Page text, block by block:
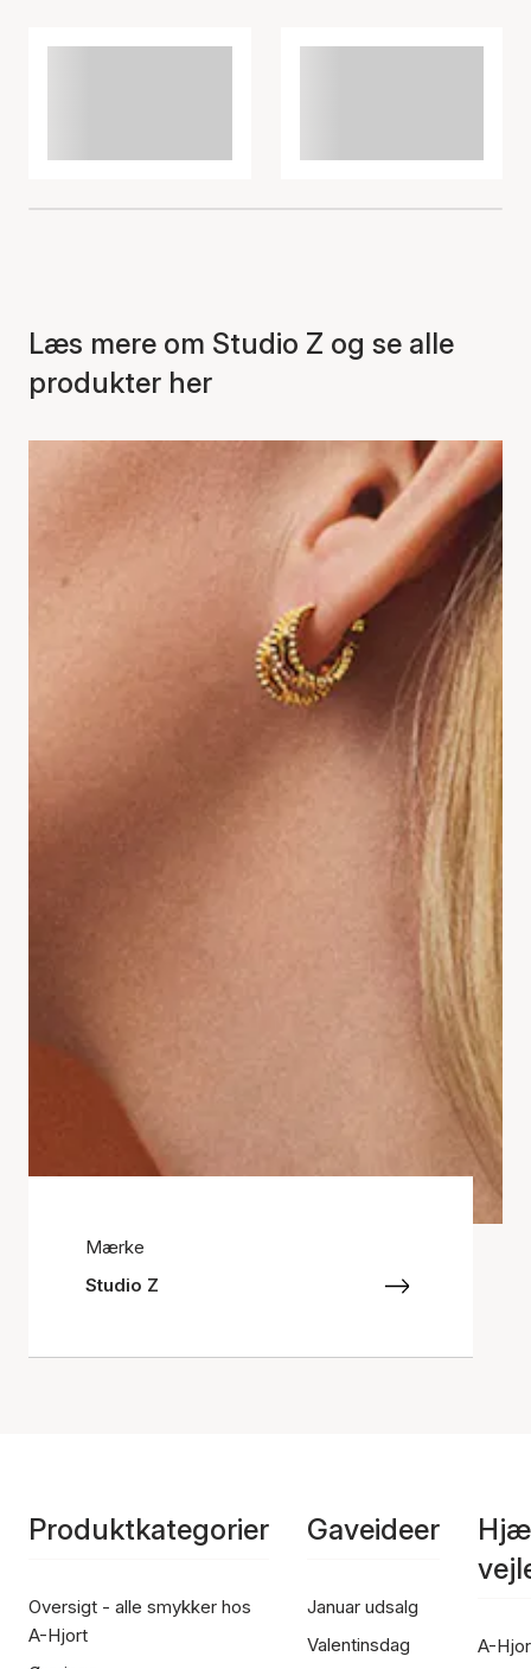
Læs mere om Studio Z og se alle
produkter her
Mærke
Studio Z
Produktkategorier
Oversigt - alle smykker hos
A-Hjort
Gaveideer
Januar udsalg
Valentinsdag
A-